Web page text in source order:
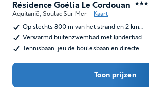
Résidence Goélia Le Cordouan ★★★
Aquitanië, Soulac Sur Mer
Kaart
Op slechts 800 m van het strand en 2 km…
Verwarmd buitenzwembad met kinderbad
Tennisbaan, jeu de boulesbaan en directe…
Toon prijzen